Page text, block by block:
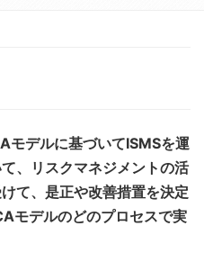
デルに基づいてISMSを運
、リスクマネジメントの活
て、是正や改善措置を決定
モデルのどのプロセスで実